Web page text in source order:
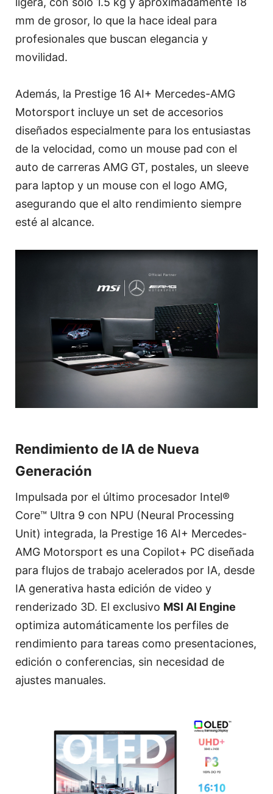
mm de grosor, lo que la hace ideal para
profesionales que buscan elegancia y
movilidad.
Además, la Prestige 16 AI+ Mercedes-AMG
Motorsport incluye un set de accesorios
diseñados especialmente para los entusiastas
de la velocidad, como un mouse pad con el
auto de carreras AMG GT, postales, un sleeve
para laptop y un mouse con el logo AMG,
asegurando que el alto rendimiento siempre
esté al alcance.
Rendimiento de IA de Nueva
Generación
Impulsada por el último procesador Intel®
Core™ Ultra 9 con NPU (Neural Processing
Unit) integrada, la Prestige 16 AI+ Mercedes-
AMG Motorsport es una Copilot+ PC diseñada
para flujos de trabajo acelerados por IA, desde
IA generativa hasta edición de video y
renderizado 3D. El exclusivo MSI AI Engine
optimiza automáticamente los perfiles de
rendimiento para tareas como presentaciones,
edición o conferencias, sin necesidad de
ajustes manuales.